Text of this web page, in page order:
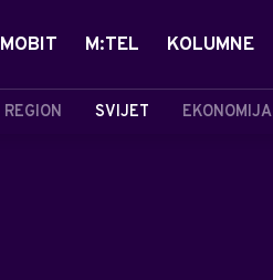
REGION SVIJET EKONOMIJA
MOBIT M:TEL KOLUMNE